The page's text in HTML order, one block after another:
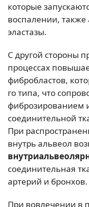
которые
воспалении,
эластазы.
С другой стороны
процессах
фибробластов,
го типа, что
фиброзированием
соединительной
При
внутрь альвеол
соединительная
артерий и бронхов.
При вовлечении в